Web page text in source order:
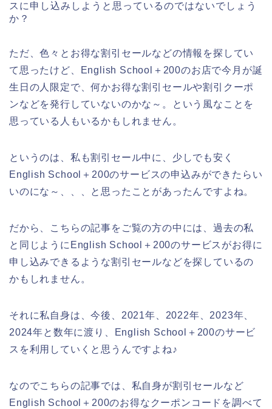
スに申し込みしようと思っているのではないでしょう
か？
ただ、色々とお得な割引セールなどの情報を探してい
て思ったけど、English School＋200のお店で今月が誕
生日の人限定で、何かお得な割引セールや割引クーポ
ンなどを発行していないのかな～。という風なことを
思っている人もいるかもしれません。
というのは、私も割引セール中に、少しでも安く
English School＋200のサービスの申込みができたらい
いのにな～、、、と思ったことがあったんですよね。
だから、こちらの記事をご覧の方の中には、過去の私
と同じようにEnglish School＋200のサービスがお得に
申し込みできるような割引セールなどを探しているの
かもしれません。
それに私自身は、今後、2021年、2022年、2023年、
2024年と数年に渡り、English School＋200のサービ
スを利用していくと思うんですよね♪
なのでこちらの記事では、私自身が割引セールなど
English School＋200のお得なクーポンコードを調べて